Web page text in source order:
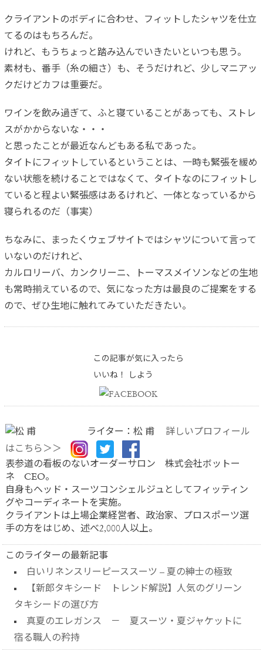
クライアントのボディに合わせ、フィットしたシャツを仕立
てるのはもちろんだ。
けれど、もうちょっと踏み込んでいきたいといつも思う。
素材も、番手（糸の細さ）も、そうだけれど、少しマニアッ
クだけどカフは重要だ。
ワインを飲み過ぎて、ふと寝ていることがあっても、ストレ
スがかからないな・・・
と思ったことが最近なんどもある私であった。
タイトにフィットしているということは、一時も緊張を緩め
ない状態を続けることではなくて、タイトなのにフィットし
ていると程よい緊張感はあるけれど、一体となっているから
寝られるのだ（事実）
ちなみに、まったくウェブサイトではシャツについて言って
いないのだけれど、
カルロリーバ、カンクリーニ、トーマスメイソンなどの生地
も常時揃えているので、気になった方は最良のご提案をする
ので、ぜひ生地に触れてみていただきたい。
この記事が気に入ったら
いいね！ しよう
ライター：松 甫
詳しいプロフィール
はこちら＞＞
表参道の看板のないオーダーサロン 株式会社ボットー
ネ CEO。
自身もヘッド・スーツコンシェルジュとしてフィッティン
グやコーディネートを実施。
クライアントは上場企業経営者、政治家、プロスポーツ選
手の方をはじめ、述べ2,000人以上。
このライターの最新記事
白いリネンスリーピーススーツ – 夏の紳士の極致
【新郎タキシード トレンド解説】人気のグリーン
タキシードの選び方
真夏のエレガンス － 夏スーツ・夏ジャケットに
宿る職人の矜持